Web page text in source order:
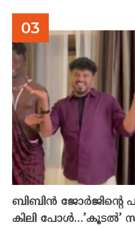
ബിബിൻ ജോർജിന്റെ
കിലി പോൾ…’കൂടൽ’